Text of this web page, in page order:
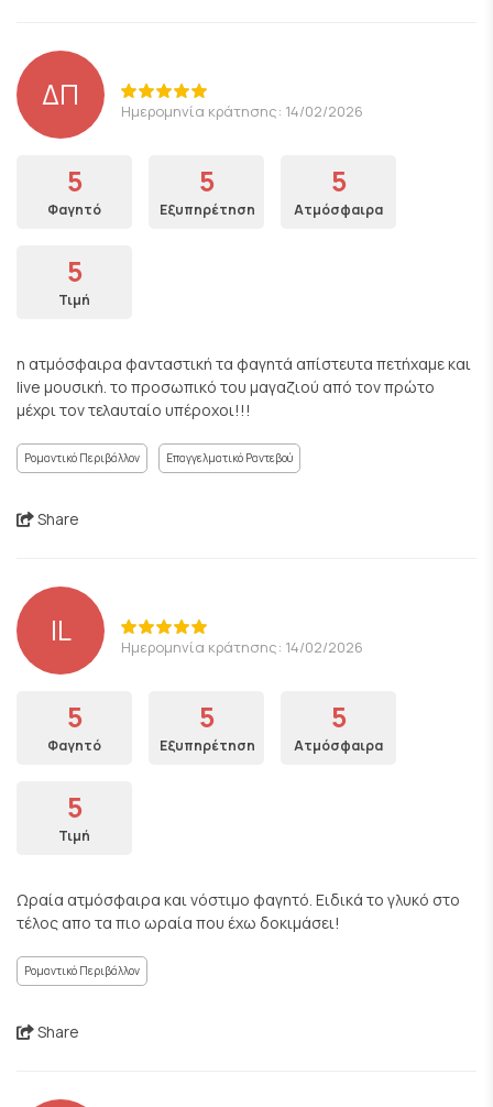
ΔΠ Ημερομηνία κράτησης: 14/02/2026
5
Φαγητό
5
Εξυπηρέτηση
5
Ατμόσφαιρα
5
Τιμή
η ατμόσφαιρα φανταστική τα φαγητά απίστευτα πετήχαμε και
live μουσική. το προσωπικό του μαγαζιού από τον πρώτο
μέχρι τον τελαυταίο υπέροχοι!!!
Ρομαντικό Περιβάλλον Επαγγελματικό Ραντεβού
Share
IL Ημερομηνία κράτησης: 14/02/2026
5
Φαγητό
5
Εξυπηρέτηση
5
Ατμόσφαιρα
5
Τιμή
Ωραία ατμόσφαιρα και νόστιμο φαγητό. Ειδικά το γλυκό στο
τέλος απο τα πιο ωραία που έχω δοκιμάσει!
Ρομαντικό Περιβάλλον
Share